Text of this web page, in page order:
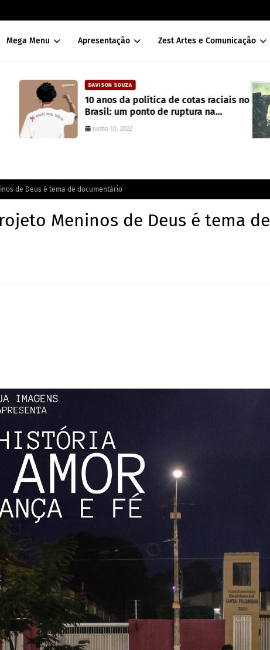
Mega Menu Apresentação Zest Artes e Comunicação
DAVISON SOUZA
10 anos da política de cotas raciais no
Brasil: um ponto de ruptura na
colonialidade
junho 10, 2022
de Deus é tema de documentário
Meninos de Deus é tema de